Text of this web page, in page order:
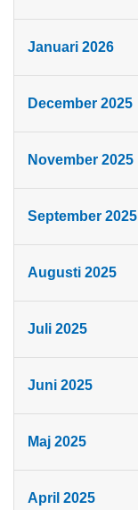
Januari 2026
December 2025
November 2025
September 2025
Augusti 2025
Juli 2025
Juni 2025
Maj 2025
April 2025